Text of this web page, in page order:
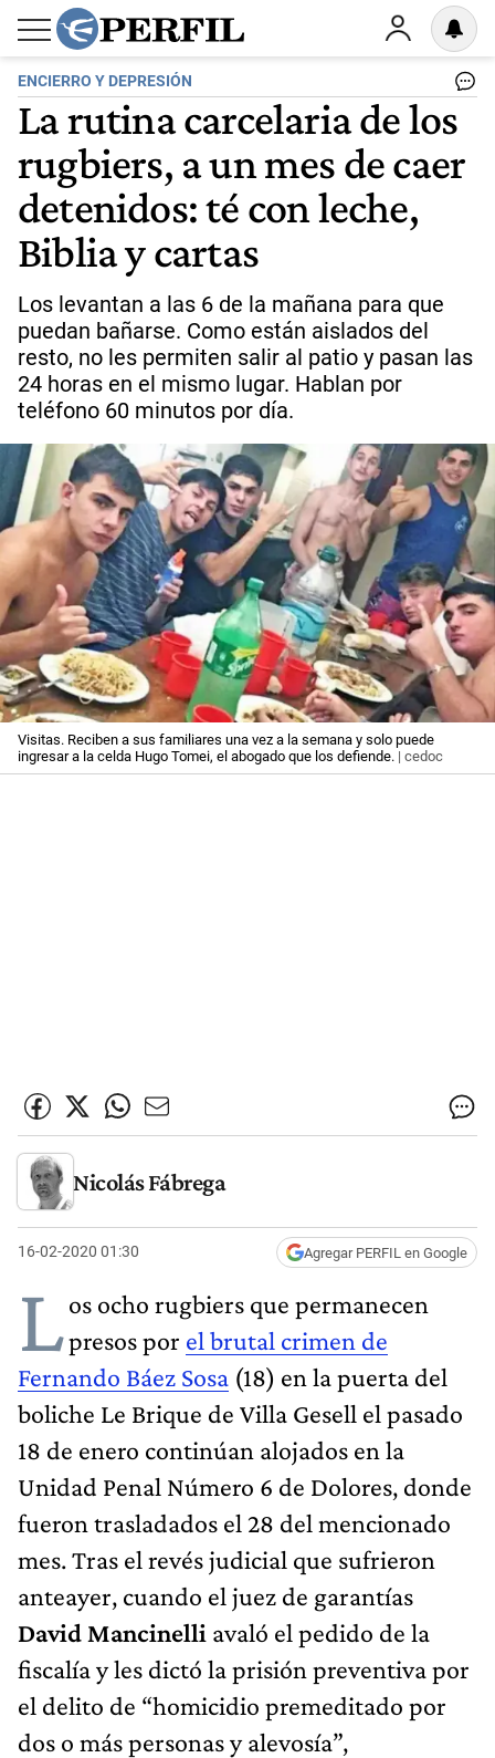
ENCIERRO Y DEPRESIÓN
La rutina carcelaria de los
rugbiers, a un mes de caer
detenidos: té con leche,
Biblia y cartas
Los levantan a las 6 de la mañana para que
puedan bañarse. Como están aislados del
resto, no les permiten salir al patio y pasan las
24 horas en el mismo lugar. Hablan por
teléfono 60 minutos por día.
Visitas. Reciben a sus familiares una vez a la semana y solo puede
ingresar a la celda Hugo Tomei, el abogado que los defiende. | cedoc
Nicolás Fábrega
16-02-2020 01:30 Agregar PERFIL en Google
Los ocho rugbiers que permanecen
presos por el brutal crimen de
Fernando Báez Sosa (18) en la puerta del
boliche Le Brique de Villa Gesell el pasado
18 de enero continúan alojados en la
Unidad Penal Número 6 de Dolores, donde
fueron trasladados el 28 del mencionado
mes. Tras el revés judicial que sufrieron
anteayer, cuando el juez de garantías
David Mancinelli avaló el pedido de la
fiscalía y les dictó la prisión preventiva por
el delito de “homicidio premeditado por
dos o más personas y alevosía”,